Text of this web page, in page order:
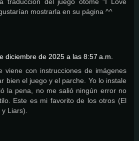
traducción del juego otome "I Love
mostrarla en su página ^^
diciembre de 2025 a las 8:57 a.m.
viene con instrucciones de imágenes
bien el juego y el parche. Yo lo instale
la pena, no me salió ningún error no
Este es mi favorito de los otros (El
Liars).